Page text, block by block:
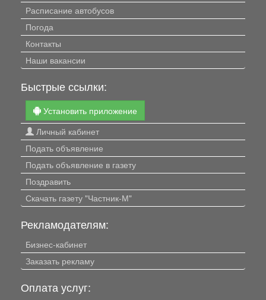
Расписание автобусов
Погода
Контакты
Наши вакансии
Быстрые ссылки:
Установить приложение
Личный кабинет
Подать объявление
Подать объявление в газету
Поздравить
Скачать газету "Частник-М"
Рекламодателям:
Бизнес-кабинет
Заказать рекламу
Оплата услуг: